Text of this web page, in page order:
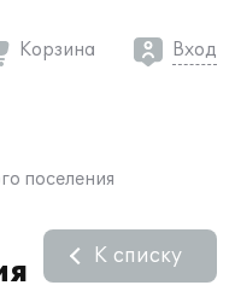
Корзина Вход
поселения
К списку